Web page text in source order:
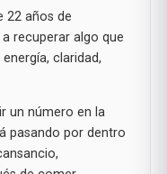
22 años de
recuperar algo que
claridad,
un número en la
pasando por dentro